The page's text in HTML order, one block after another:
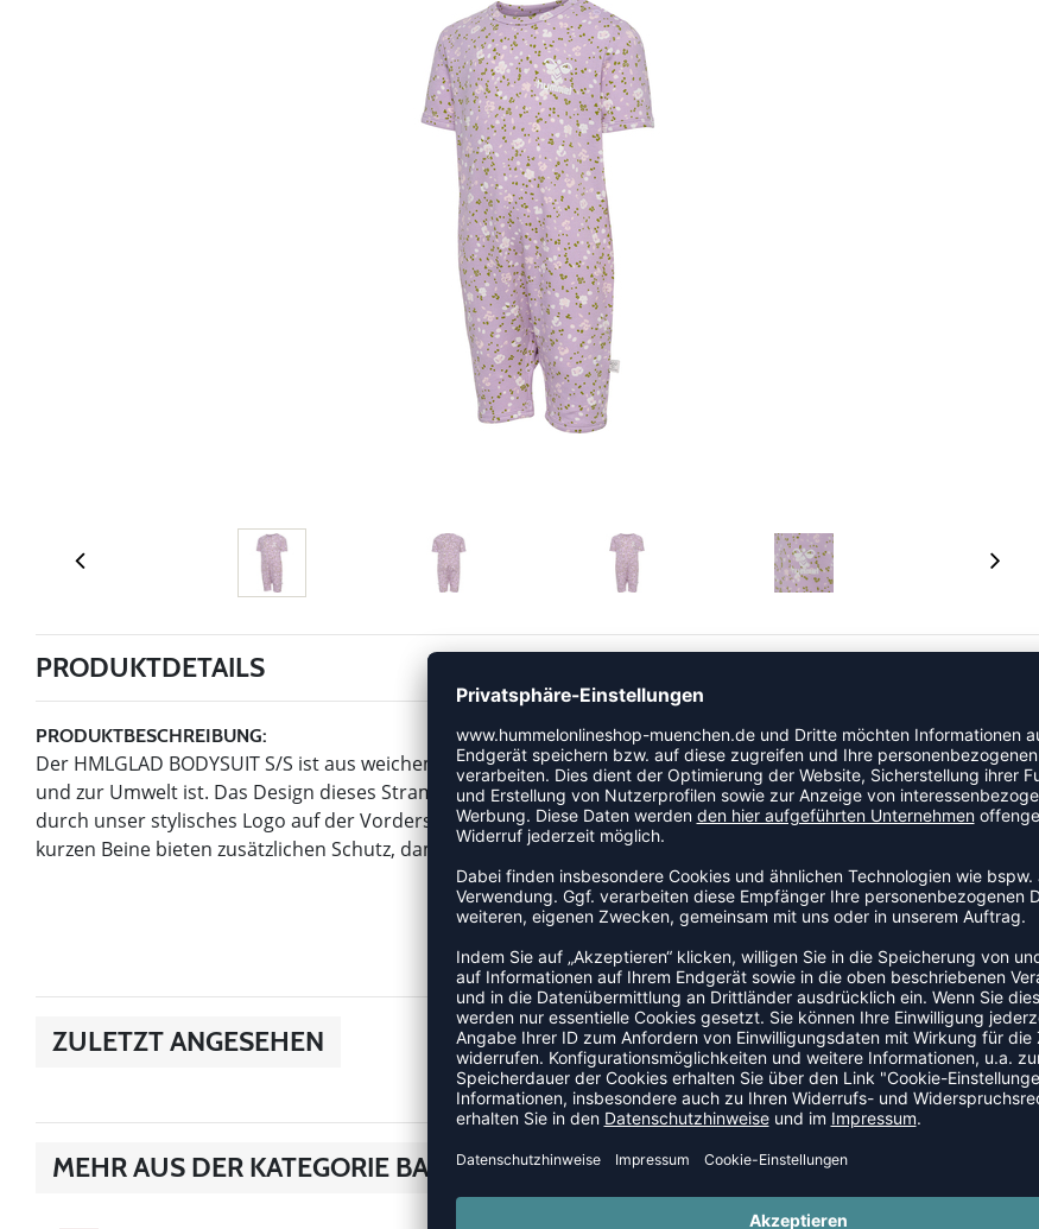
PRODUKTDETAILS
PRODUKTBESCHREIBUNG:
Der HMLGLAD BODYSUIT S/S ist aus weichem Baumwoll-Jersey-Mischgewebe gefertigt, der sanft zu Babyhaut
und zur Umwelt ist. Das Design dieses Stramplers mit Druckknopfverschluss unten und an der Schulter besticht
durch unser stylisches Logo auf der Vorderseite und den auffälligen durchgängigen Print. Die kurzen Ärmel und
kurzen Beine bieten zusätzlichen Schutz, damit dein Kleines warm bleibt und sich wohlfühlt.
ZULETZT ANGESEHEN
MEHR AUS DER KATEGORIE BABY STYLE